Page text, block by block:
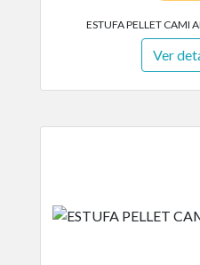
ESTUFA PELLET CAMI
Ver